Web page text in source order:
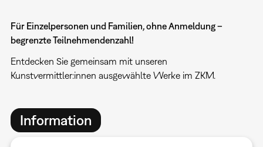
Für Einzelpersonen und Familien, ohne Anmeldung –
begrenzte Teilnehmendenzahl!
Entdecken Sie gemeinsam mit unseren
Kunstvermittler:innen ausgewählte Werke im ZKM.
Information